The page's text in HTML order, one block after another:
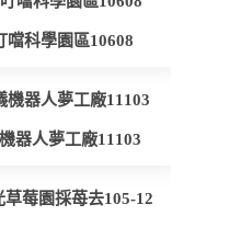
科學園區10608
器人夢工廠11103